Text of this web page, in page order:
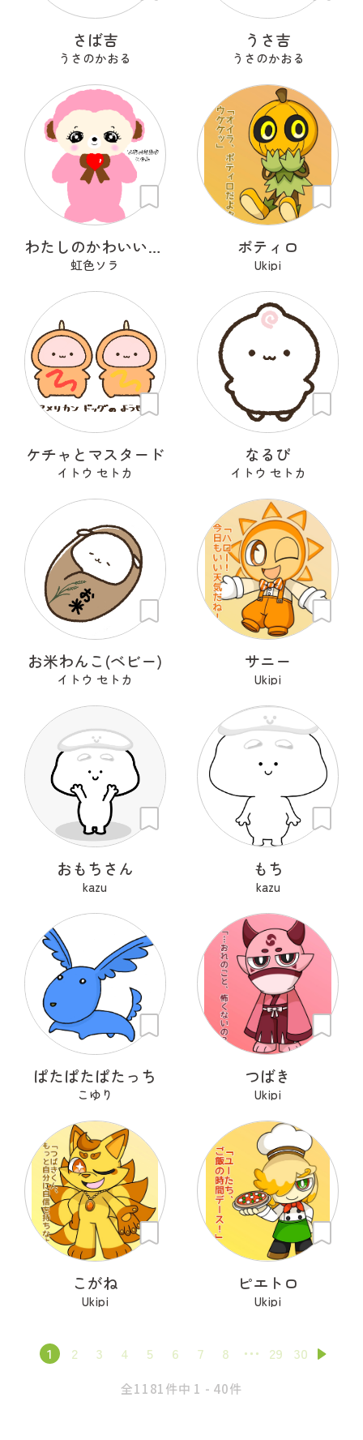
さば吉
うさのかおる
うさ吉
うさのかおる
わたしのかわいいせかい
虹色ソラ
ポティロ
Ukipi
ケチャとマスタード
イトウ セトカ
なるぴ
イトウ セトカ
お米わんこ(ベビー)
イトウ セトカ
サニー
Ukipi
おもちさん
kazu
もち
kazu
ぱたぱたぱたっち
こゆり
つばき
Ukipi
こがね
Ukipi
ピエトロ
Ukipi
1 2 3 4 5 6 7 8 29 30
全1181件中 1 - 40件